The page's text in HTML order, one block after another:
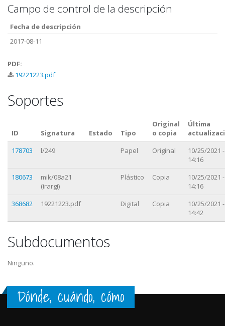
Campo de control de la descripción
Fecha de descripción
2017-08-11
PDF:
19221223.pdf
Soportes
ID Signatura Estado Tipo
Original
o copia
Última
178703
l/249 Papel Original
10/25/2021 -
14:16
180673
mik/08a21
(irargi)
Plástico Copia
10/25/2021 -
14:16
368682
19221223.pdf Digital Copia
10/25/2021 -
14:42
Subdocumentos
Ninguno.
Dónde, cuándo, cómo